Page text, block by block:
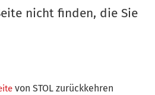
nicht finden, die Sie
von STOL zurückkehren